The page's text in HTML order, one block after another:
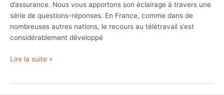
d’assurance. Nous vous apportons son éclairage à travers une
série de questions-réponses. En France, comme dans de
nombreuses autres nations, le recours au télétravail s’est
considérablement développé
Assurance
Lire la suite »